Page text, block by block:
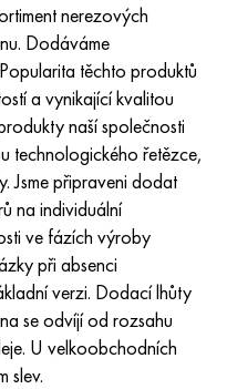
nerezových
Dodáváme
těchto produktů
a vynikající kvalitou
naší společnosti
technologického řetězce,
Jsme připraveni dodat
na individuální
ve fázích výroby
při absenci
verzi. Dodací lhůty
se odvíjí od rozsahu
U velkoobchodních
slev.